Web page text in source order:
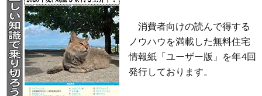
消費者向けの読んで得する
ノウハウを満載した無料住宅
情報紙「ユーザー版」を年4回
発行しております。